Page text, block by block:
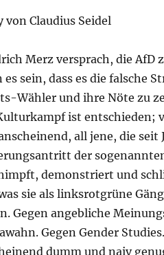
von Claudius Seidel
Merz versprach, die AfD
es sein, dass es die falsche
Wähler und ihre Nöte zu
ist entschieden;
all jene, die seit
der
demonstriert und
sie als linksrotgrüne
Gegen angebliche
Gegen Gender
dumm und naiv